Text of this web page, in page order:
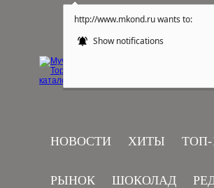
http://www.mkond.ru wants to:
Show notifications
НОВОСТИ ХИТЫ ТОП-
РЫНОК ШОКОЛАД